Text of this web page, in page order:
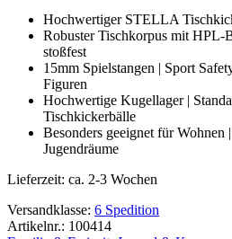
Hochwertiger STELLA
Robuster Tischkorpus mit HPL-
stoßfest
15mm Spielstangen | Sport
Figuren
Hochwertige Kugellager |
Tischkickerbälle
Besonders geeignet für Wohnen
Jugendräume
Lieferzeit: ca. 2-3 Wochen
Versandklasse: 6 Spedition
Artikelnr.: 100414